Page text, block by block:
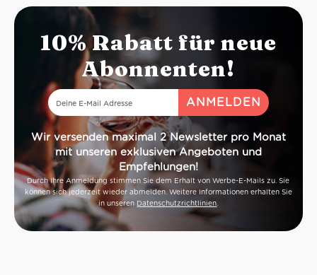
10% Rabatt für neue
Abonnenten!
Wir versenden maximal 2 Newsletter pro Monat
mit unseren exklusiven Angeboten und
Empfehlungen!
Durch Ihre Anmeldung stimmen Sie dem Erhalt von Werbe-E-Mails zu. Sie
können sich jederzeit wieder abmelden. Weitere Informationen erhalten Sie
in unseren Datenschutzrichtlinien